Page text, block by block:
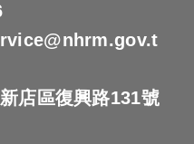
店區復興路131號